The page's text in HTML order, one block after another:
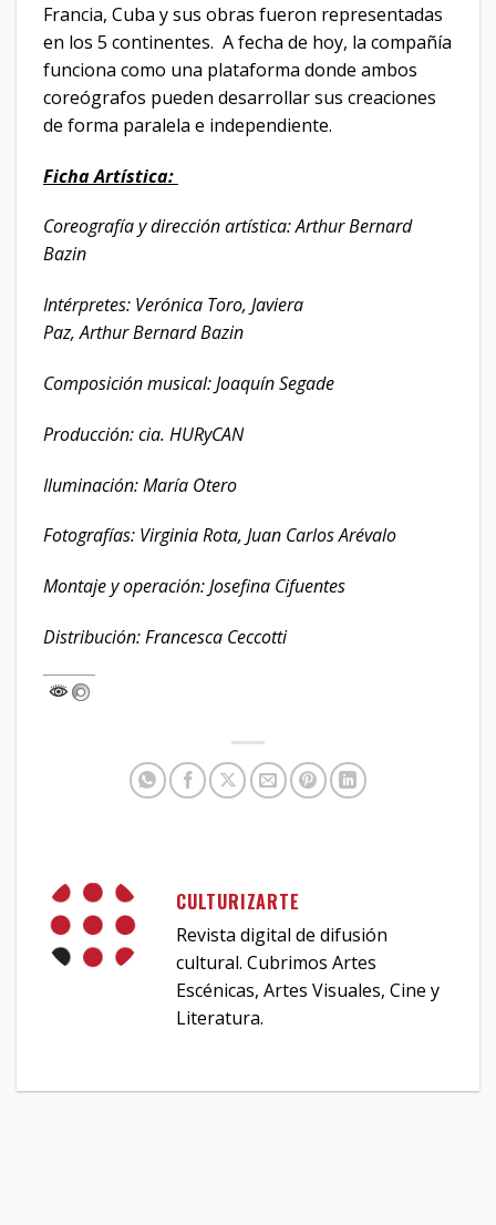
Francia, Cuba y sus obras fueron representadas
en los 5 continentes. A fecha de hoy, la compañía
funciona como una plataforma donde ambos
coreógrafos pueden desarrollar sus creaciones
de forma paralela e independiente.
Ficha Artística:
Coreografía y dirección artística: Arthur Bernard
Bazin
Intérpretes: Verónica Toro, Javiera
Paz, Arthur Bernard Bazin
Composición musical: Joaquín Segade
Producción: cia. HURyCAN
Iluminación: María Otero
Fotografías: Virginia Rota, Juan Carlos Arévalo
Montaje y operación: Josefina Cifuentes
Distribución: Francesca Ceccotti
CULTURIZARTE
Revista digital de difusión
cultural. Cubrimos Artes
Escénicas, Artes Visuales, Cine y
Literatura.